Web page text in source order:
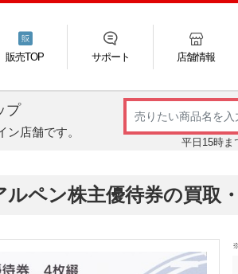
販売TOP サポート 店舗情報
プ
店舗です。
平日15時ま
ルペン株主優待券の買取